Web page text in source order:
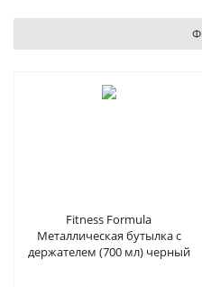
Fitness Formula
Металлическая бутылка с
держателем (700 мл) черный